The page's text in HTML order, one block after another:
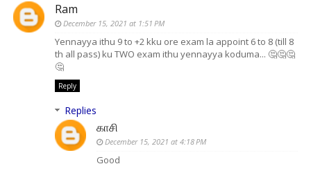
Ram
December 15, 2021 at 1:51 PM
Yennayya ithu 9 to +2 kku ore exam la appoint 6 to 8 (till 8
th all pass) ku TWO exam ithu yennayya koduma... 🤔🤔🤔
🤔
Reply
Replies
காசி
December 15, 2021 at 4:18 PM
Good